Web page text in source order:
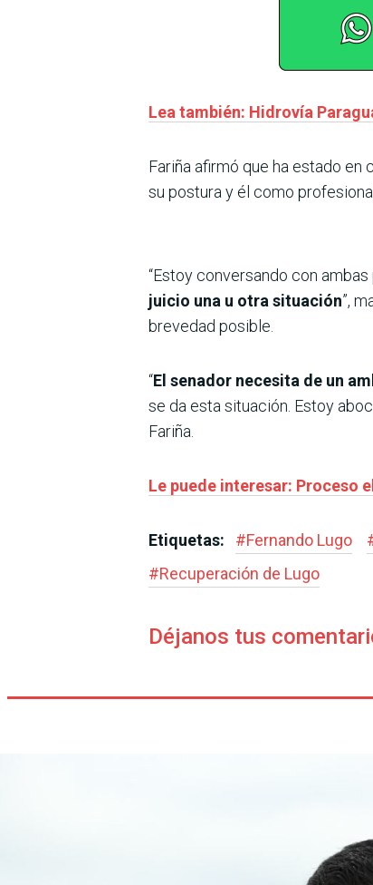
Lea también: Hidrovía
Fariña afirmó que ha estado en
su postura y él como
“Estoy conversando con
juicio una u otra situación”,
brevedad posible.
“El senador necesita de un
se da esta situación. Estoy
Fariña.
Le puede interesar: Proceso
Etiquetas: #Fernando Lugo
#Recuperación de Lugo
Déjanos tus